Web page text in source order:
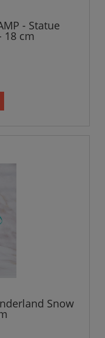
- Statue
18 cm
Snow